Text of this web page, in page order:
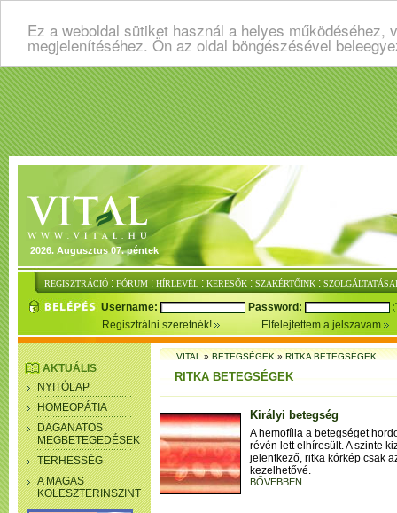
Ez a weboldal sütiket használ a helyes
megjelenítéséhez. Ön az oldal böngészésével
2026. Augusztus 07. péntek
REGISZTRÁCIÓ : FÓRUM : HÍRLEVÉL : KERESŐK : SZAKÉRTŐINK :
Username:
Password:
Regisztrálni szeretnék!
Elfelejtettem a jelszavam
AKTUÁLIS
NYITÓLAP
HOMEOPÁTIA
DAGANATOS
MEGBETEGEDÉSEK
TERHESSÉG
A MAGAS
KOLESZTERINSZINT
VITAL»BETEGSÉGEK»RITKA BETEGSÉGEK
RITKA BETEGSÉGEK
Királyi betegség
A hemofília a betegséget
révén lett elhíresült. A szinte
jelentkező, ritka kórkép csak
kezelhetővé.
BŐVEBBEN